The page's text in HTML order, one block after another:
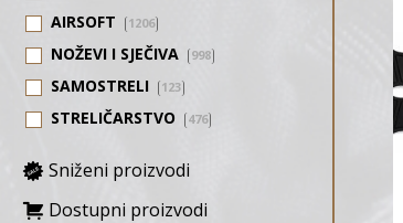
AIRSOFT 1206
NOŽEVI I SJEČIVA 998
SAMOSTRELI 123
STRELIČARSTVO 476
Sniženi proizvodi
Dostupni proizvodi